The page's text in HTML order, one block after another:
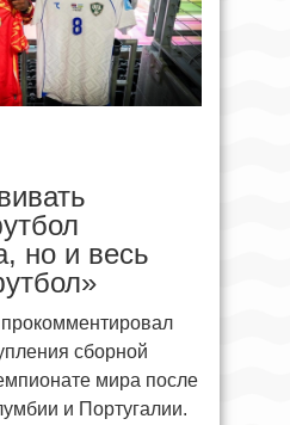
но и весь
сборной
мира после
и Португалии.